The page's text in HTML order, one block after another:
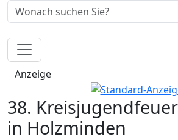
Anzeige
38.
in Holzminden